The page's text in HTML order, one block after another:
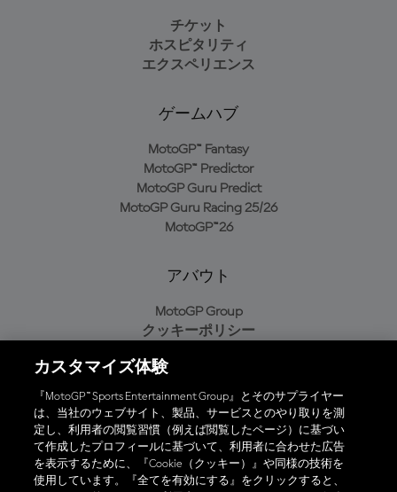
チケット
ホスピタリティ
エクスペリエンス
ゲームハブ
MotoGP™ Fantasy
MotoGP™ Predictor
MotoGP Guru Predict
MotoGP Guru Racing 25/26
MotoGP™26
アバウト
MotoGP Group
クッキーポリシー
プライバシーポリシー
購入ポリシー
オフィシャルアプリ
カスタマイズ体験
『MotoGP™ Sports Entertainment Group』とそのサプライヤー
は、当社のウェブサイト、製品、サービスとのやり取りを測
定し、利用者の閲覧習慣（例えば閲覧したページ）に基づい
て作成したプロフィールに基づいて、利用者に合わせた広告
を表示するために、『Cookie（クッキー）』や同様の技術を
使用しています。『全てを有効にする』をクリックすると、